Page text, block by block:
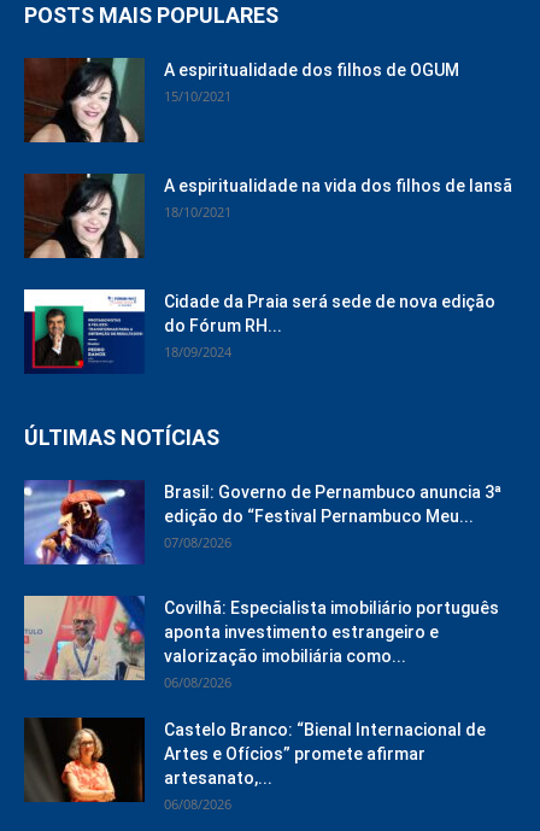
POSTS MAIS POPULARES
A espiritualidade dos filhos de OGUM
15/10/2021
A espiritualidade na vida dos filhos de Iansã
18/10/2021
Cidade da Praia será sede de nova edição
do Fórum RH...
18/09/2024
ÚLTIMAS NOTÍCIAS
Brasil: Governo de Pernambuco anuncia 3ª
edição do “Festival Pernambuco Meu...
07/08/2026
Covilhã: Especialista imobiliário português
aponta investimento estrangeiro e
valorização imobiliária como...
06/08/2026
Castelo Branco: “Bienal Internacional de
Artes e Ofícios” promete afirmar
artesanato,...
06/08/2026